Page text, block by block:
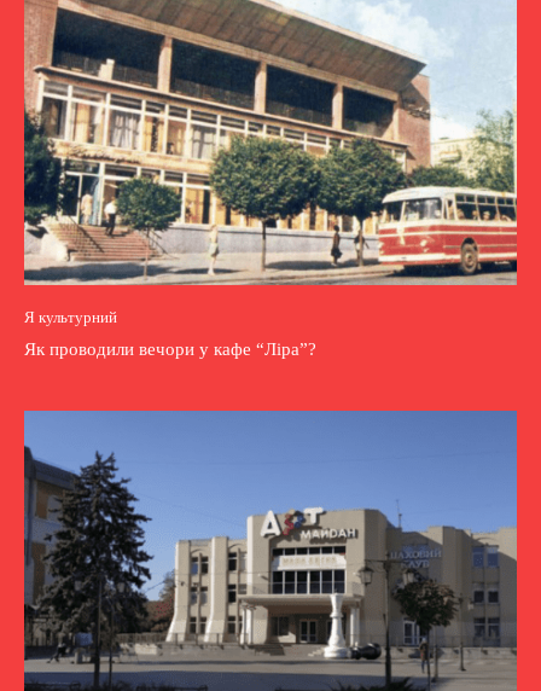
Я культурний
Як проводили вечори у кафе “Ліра”?